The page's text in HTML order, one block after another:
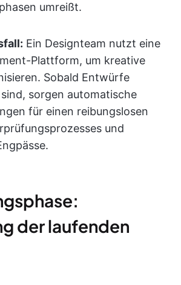
umreißt.
Ein Designteam nutzt eine
Plattform, um kreative
Sobald Entwürfe
sorgen automatische
für einen reibungslosen
und
der laufenden